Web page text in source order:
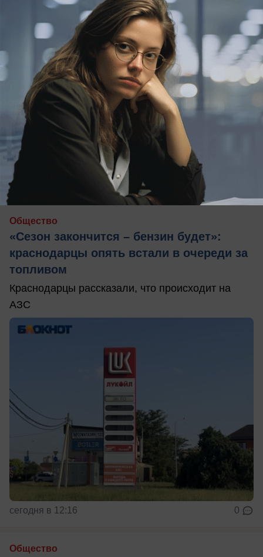
сегодня в 13:39
Общество
«Сезон закончится – бензин будет»:
краснодарцы опять встали в очереди за
топливом
Краснодарцы рассказали, что происходит на
АЗС
сегодня в 12:16 0
Общество